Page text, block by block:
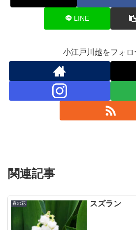
LINE
小江戸川越をフォロ
関連記事
春の花 スズラン